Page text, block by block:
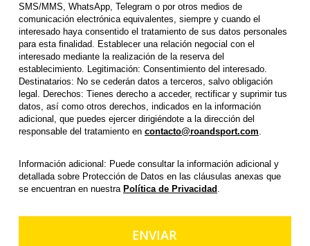
SMS/MMS, WhatsApp, Telegram o por otros medios de
comunicación electrónica equivalentes, siempre y cuando el
interesado haya consentido el tratamiento de sus datos personales
para esta finalidad. Establecer una relación negocial con el
interesado mediante la realización de la reserva del
establecimiento. Legitimación: Consentimiento del interesado.
Destinatarios: No se cederán datos a terceros, salvo obligación
legal. Derechos: Tienes derecho a acceder, rectificar y suprimir tus
datos, así como otros derechos, indicados en la información
adicional, que puedes ejercer dirigiéndote a la dirección del
responsable del tratamiento en contacto@roandsport.com
Información adicional: Puede consultar la información adicional y
detallada sobre Protección de Datos en las cláusulas anexas que
se encuentran en nuestra Política de Privacidad .